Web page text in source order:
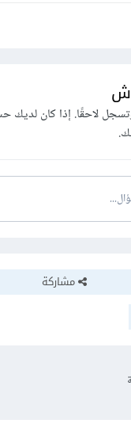
لاحقًا. إذا كان لديك
مشاركة